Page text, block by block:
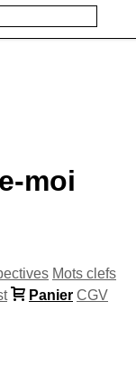
moi
Mots clefs
Panier CGV